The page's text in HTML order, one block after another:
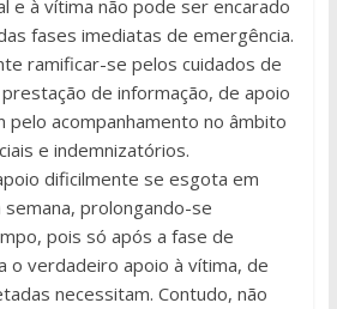
e à vítima não pode ser encarado
fases imediatas de emergência.
ramificar-se pelos cuidados de
de informação, de apoio
pelo acompanhamento no âmbito
e indemnizatórios.
dificilmente se esgota em
prolongando-se
pois só após a fase de
o verdadeiro apoio à vítima, de
necessitam. Contudo, não